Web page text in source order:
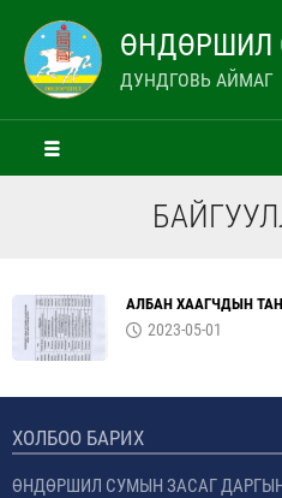
ӨНДӨРШИЛ
ДУНДГОВЬ АЙМАГ
АЛБАН ХААГЧДЫН
2023-05-01
ХОЛБОО БАРИХ
ӨНДӨРШИЛ СУМЫН ЗАСАГ